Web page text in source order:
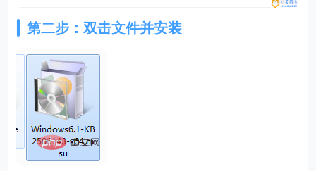
第二步：双击文件并安装